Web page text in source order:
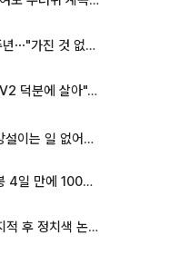
임영웅, 어느덧 데뷔 10주년⋯"가진 것 없던 시절, 내 앞엔 20명의 팬뿐"
'굿 윌 헌팅' 배우 "기아 EV2 덕분에 살아"…교통사고 후 안전성 극찬
李대통령 “청년이 결혼 망설이는 일 없어야...제도상 불이익 조사”
놀란 감독 '오디세이', 개봉 4일 만에 100만 돌파⋯'왕사남' 보다 빠르다
김희철, '뒤집힌 태극기' 지적 후 정치색 논란…"좌우 떠나 우리나라 국기"